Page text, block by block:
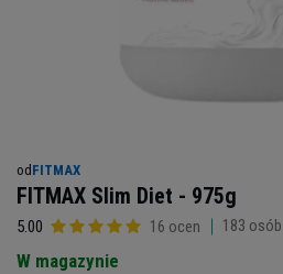
od FITMAX
FITMAX Slim Diet - 975g
5.00 16 ocen 183
W magazynie